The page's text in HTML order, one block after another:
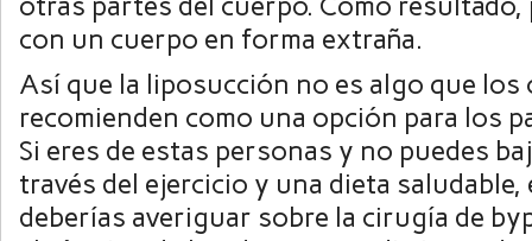
con un cuerpo en forma extraña.
Así que la liposucción no es algo que
recomienden como una opción para los
Si eres de estas personas y no puedes
través del ejercicio y una dieta saludable,
deberías averiguar sobre la cirugía de